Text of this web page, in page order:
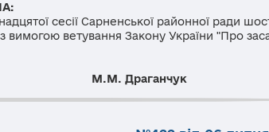
сесії Сарненської районної ради
ветування Закону України "Про